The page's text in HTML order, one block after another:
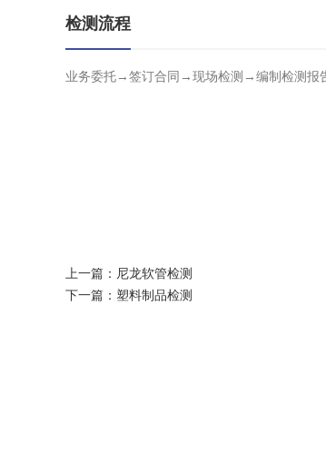
检测流程
业务委托→签订合同→现场检测→编制检测
上一篇： 尼龙软管检测
下一篇： 塑料制品检测